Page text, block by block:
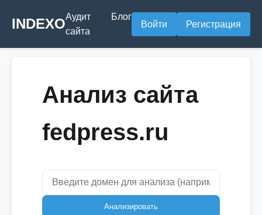
INDEXOАудит
сайта
Блог
Войти Регистрация
Анализ сайта
fedpress.ru
Анализировать